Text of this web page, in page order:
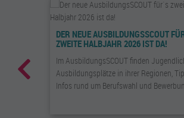
DER NEUE AUSBILDUNGSSCOUT
ZWEITE HALBJAHR 2026 IST DA!
Im AusbildungsSCOUT finden
Ausbildungsplätze in ihrer Regionen,
Infos rund um Berufswahl und